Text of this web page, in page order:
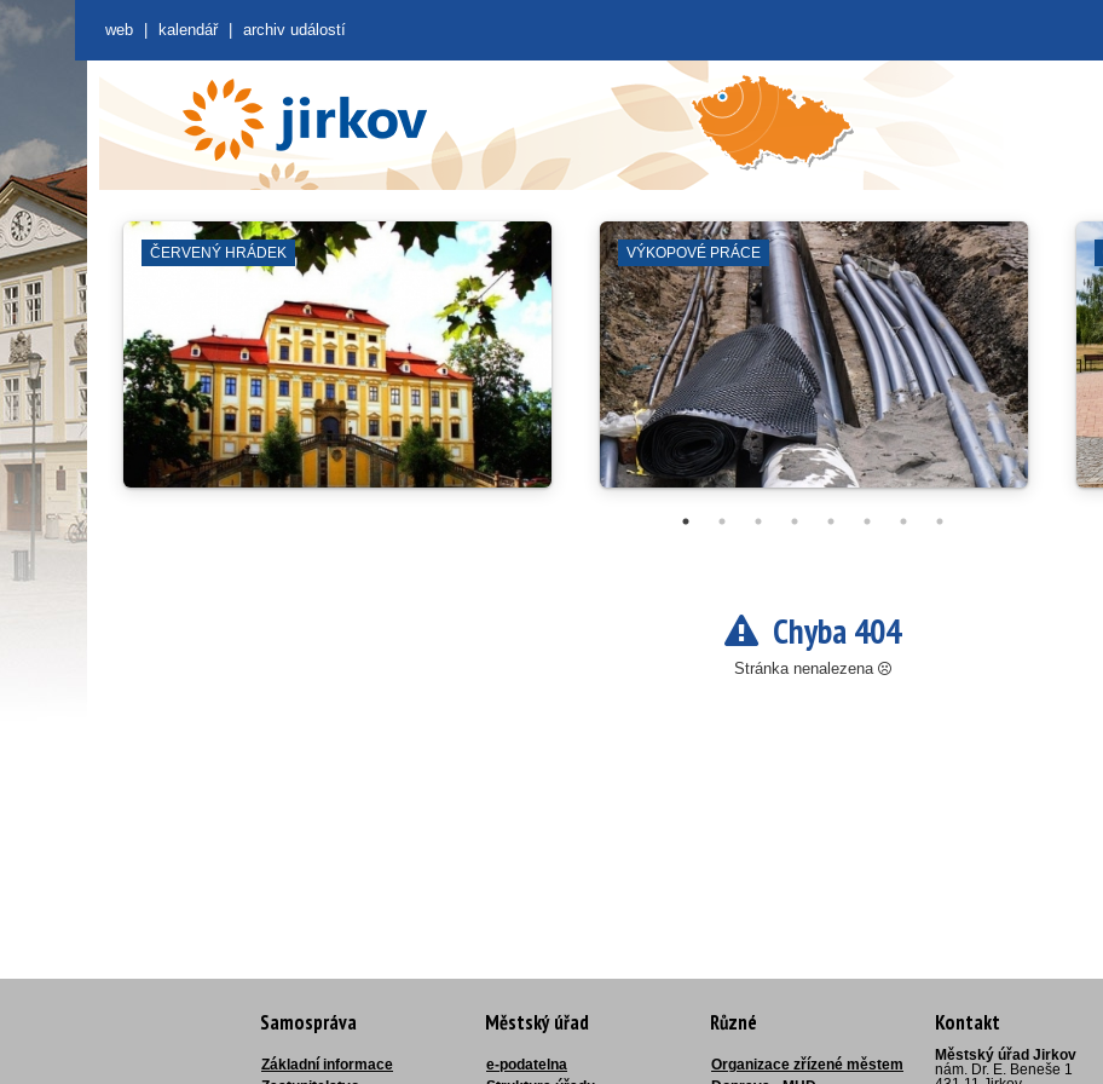
web kalendář archiv událostí
OTEVŘENÁ PROSTRANSTVÍ JIRKOVSKÉ DIVADLO
Chyba 404
Stránka nenalezena
Samospráva
Základní informace
Městský úřad
e-podatelna
Různé
Organizace zřízené městem
Kontakt
Městský úřad Jirkov
nám. Dr. E. Beneše 1